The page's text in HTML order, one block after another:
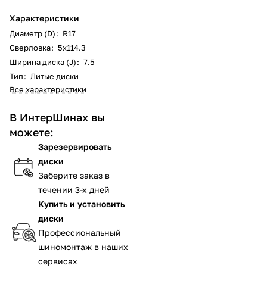
Характеристики
Диаметр (D): R17
Сверловка: 5х114.3
Ширина диска (J): 7.5
Тип: Литые диски
Все характеристики
В ИнтерШинах вы
можете:
Зарезервировать
диски
Заберите заказ в
течении 3-х дней
Купить и установить
диски
Профессиональный
шиномонтаж в наших
сервисах